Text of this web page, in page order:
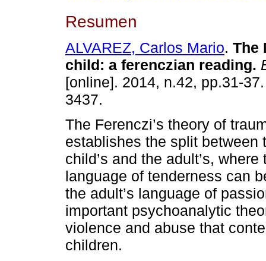
Resumen
ALVAREZ, Carlos Mario. The
child: a ferenczian reading.
[online]. 2014, n.42, pp.31-
3437.
The Ferenczi’s theory of
establishes the split between
child’s and the adult’s, where
language of tenderness can
the adult’s language of
important psychoanalytic
violence and abuse that
children.